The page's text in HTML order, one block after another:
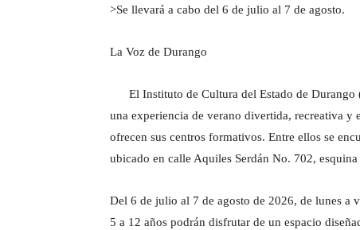
>Se llevará a cabo del 6 de julio al 7 de agosto.
La Voz de Durango
El Instituto de Cultura del Estado de Durango
una experiencia de verano divertida, recreativa y
ofrecen sus centros formativos. Entre ellos se
ubicado en calle Aquiles Serdán No. 702,
Del 6 de julio al 7 de agosto de 2026, de lunes a
5 a 12 años podrán disfrutar de un espacio